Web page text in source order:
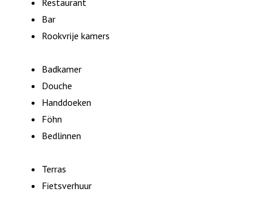
Restaurant
Bar
Rookvrije kamers
Badkamer
Douche
Handdoeken
Föhn
Bedlinnen
Terras
Fietsverhuur